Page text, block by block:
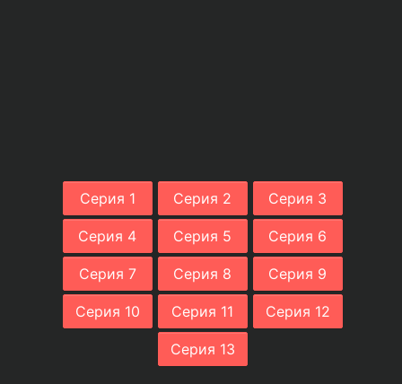
Серия 1 Серия 2 Серия 3
Серия 4 Серия 5 Серия 6
Серия 7 Серия 8 Серия 9
Серия 10 Серия 11 Серия 12
Серия 13